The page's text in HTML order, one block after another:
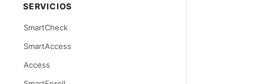
SERVICIOS
SmartCheck
SmartAccess
Access